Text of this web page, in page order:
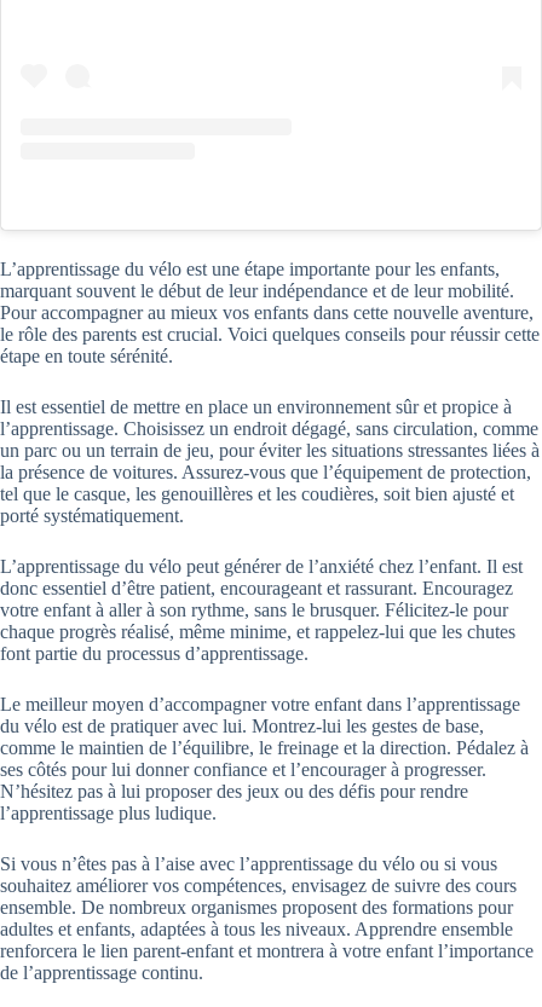
L’apprentissage du vélo est une étape importante pour les enfants,
marquant souvent le début de leur indépendance et de leur mobilité.
Pour accompagner au mieux vos enfants dans cette nouvelle aventure,
le rôle des parents est crucial. Voici quelques conseils pour réussir cette
étape en toute sérénité.
Il est essentiel de mettre en place un environnement sûr et propice à
l’apprentissage. Choisissez un endroit dégagé, sans circulation, comme
un parc ou un terrain de jeu, pour éviter les situations stressantes liées à
la présence de voitures. Assurez-vous que l’équipement de protection,
tel que le casque, les genouillères et les coudières, soit bien ajusté et
porté systématiquement.
L’apprentissage du vélo peut générer de l’anxiété chez l’enfant. Il est
donc essentiel d’être patient, encourageant et rassurant. Encouragez
votre enfant à aller à son rythme, sans le brusquer. Félicitez-le pour
chaque progrès réalisé, même minime, et rappelez-lui que les chutes
font partie du processus d’apprentissage.
Le meilleur moyen d’accompagner votre enfant dans l’apprentissage
du vélo est de pratiquer avec lui. Montrez-lui les gestes de base,
comme le maintien de l’équilibre, le freinage et la direction. Pédalez à
ses côtés pour lui donner confiance et l’encourager à progresser.
N’hésitez pas à lui proposer des jeux ou des défis pour rendre
l’apprentissage plus ludique.
Si vous n’êtes pas à l’aise avec l’apprentissage du vélo ou si vous
souhaitez améliorer vos compétences, envisagez de suivre des cours
ensemble. De nombreux organismes proposent des formations pour
adultes et enfants, adaptées à tous les niveaux. Apprendre ensemble
renforcera le lien parent-enfant et montrera à votre enfant l’importance
de l’apprentissage continu.